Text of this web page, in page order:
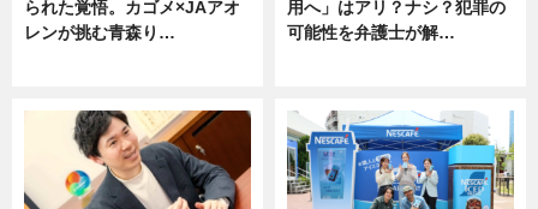
られた覚悟。カゴメ×JAアオ
レンが挑む青森り…
用へ」はアリ？ナシ？犯罪の
可能性を弁護士が解…